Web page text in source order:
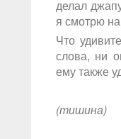
делал
я смотрю на
Что
слова, ни
ему также
(тишина)